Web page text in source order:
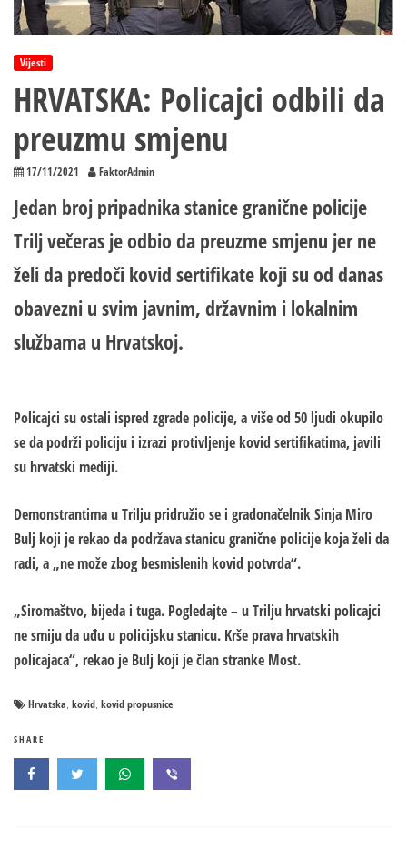
Vijesti
HRVATSKA: Policajci odbili da
preuzmu smjenu
17/11/2021 FaktorAdmin
Jedan broj pripadnika stanice granične policije
Trilj večeras je odbio da preuzme smjenu jer ne
želi da predoči kovid sertifikate koji su od danas
obavezni u svim javnim, državnim i lokalnim
službama u Hrvatskoj.
Policajci su ostali ispred zgrade policije, a više od 50 ljudi okupilo
se da podrži policiju i izrazi protivljenje kovid sertifikatima, javili
su hrvatski mediji.
Demonstrantima u Trilju pridružio se i gradonačelnik Sinja Miro
Bulj koji je rekao da podržava stanicu granične policije koja želi da
radi, a „ne može zbog besmislenih kovid potvrda“.
„Siromaštvo, bijeda i tuga. Pogledajte – u Trilju hrvatski policajci
ne smiju da uđu u policijsku stanicu. Krše prava hrvatskih
policajaca“, rekao je Bulj koji je član stranke Most.
Hrvatska, kovid, kovid propusnice
SHARE